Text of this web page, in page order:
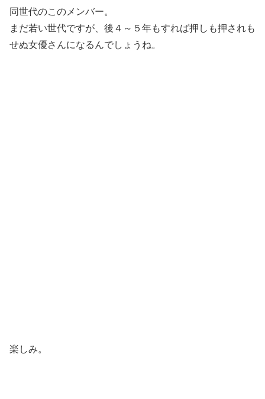
同世代のこのメンバー。
まだ若い世代ですが、後４～５年もすれば押しも押されも
せぬ女優さんになるんでしょうね。
楽しみ。